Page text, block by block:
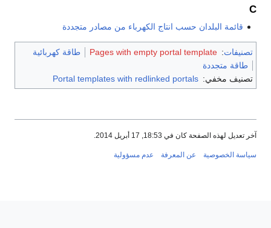
C
قائمة البلدان حسب انتاج الكهرباء من مصادر متجددة
تصنيفات:
Pages with empty portal template
طاقة كهربائية
طاقة متجددة
تصنيف مخفي: Portal templates with redlinked portals
آخر تعديل لهذه الصفحة كان في 18:53, 17 أبريل 2014.
سياسة الخصوصية عن المعرفة عدم مسؤولية